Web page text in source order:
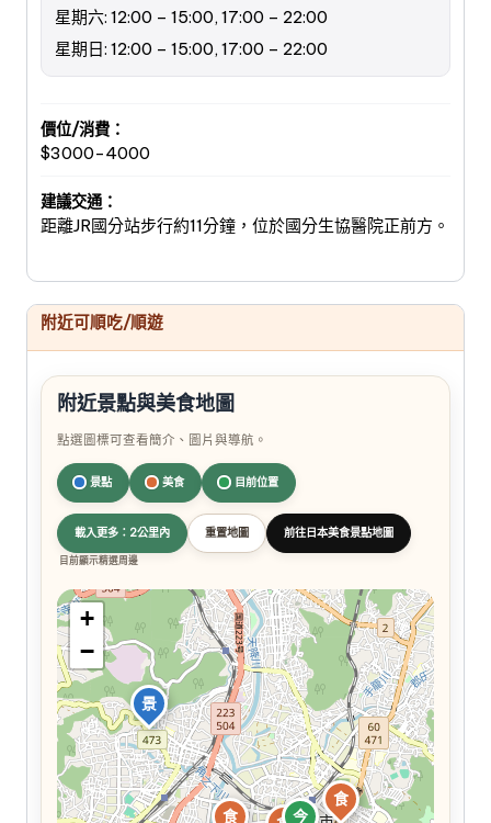
星期六: 12:00 – 15:00, 17:00 – 22:00
星期日: 12:00 – 15:00, 17:00 – 22:00
價位/消費：
$3000-4000
建議交通：
距離JR國分站步行約11分鐘，位於國分生協醫院正前方。
附近可順吃/順遊
附近景點與美食地圖
點選圖標可查看簡介、圖片與導航。
景點 美食 目前位置
載入更多：2公里內 重置地圖 前往日本美食景點地圖
目前顯示精選周邊
今
景
食
食
+
−